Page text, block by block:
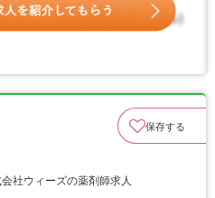
保存する
社ウィーズの薬剤師求人